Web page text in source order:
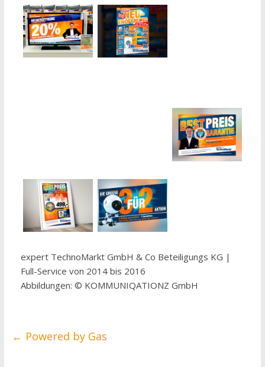
expert TechnoMarkt GmbH & Co Beteiligungs KG |
Full-Service von 2014 bis 2016
Abbildungen: © KOMMUNIQATIONZ GmbH
← Powered by Gas